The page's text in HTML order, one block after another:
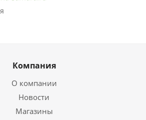
Компания
О компании
Новости
Магазины